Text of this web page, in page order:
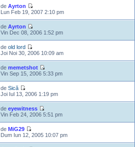
de Ayrton
Lun Feb 19, 2007 2:10 pm
de Ayrton
Vin Dec 08, 2006 1:52 pm
de old lord
Joi Noi 30, 2006 10:09 am
de memetshot
Vin Sep 15, 2006 5:33 pm
de Sică
Joi Iul 13, 2006 1:19 pm
de eyewitness
Vin Feb 24, 2006 5:51 pm
de MiG29
Dum Iun 12, 2005 10:07 pm